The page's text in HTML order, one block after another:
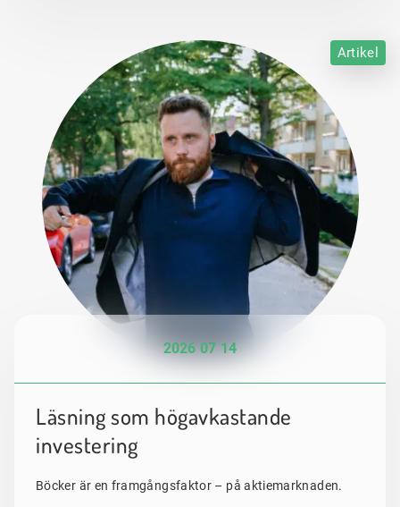
Artikel
2026 07 14
Läsning som högavkastande
investering
Böcker är en framgångsfaktor – på aktiemarknaden.